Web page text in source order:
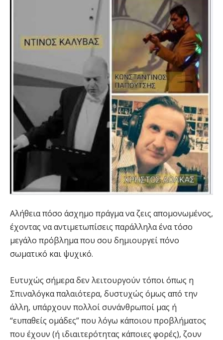
Αλήθεια πόσο άσχημο πράγμα να ζεις απομονωμένος,
έχοντας να αντιμετωπίσεις παράλληλα ένα τόσο
μεγάλο πρόβλημα που σου δημιουργεί πόνο
σωματικό και ψυχικό.
Ευτυχώς σήμερα δεν λειτουργούν τόποι όπως η
Σπιναλόγκα παλαιότερα, δυστυχώς όμως από την
άλλη, υπάρχουν πολλοί συνάνθρωποί μας ή
“ευπαθείς ομάδες” που λόγω κάποιου προβλήματος
που έχουν (ή ιδιαιτερότητας κάποιες φορές), ζουν